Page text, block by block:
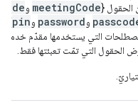
الحقول {meetingCode و
وpassword وpin
}
التي يستخدمها مقدّم خدمة
الحقول التي تمّت تعبئتها فقط.